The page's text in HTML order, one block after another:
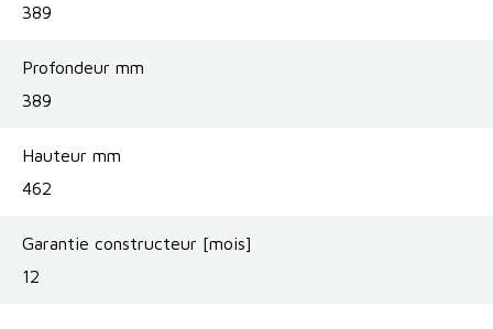
389
Profondeur mm
389
Hauteur mm
462
Garantie constructeur [mois]
12